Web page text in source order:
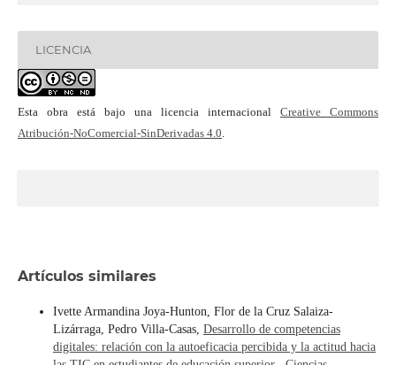
LICENCIA
Esta obra está bajo una licencia internacionalCreative Commons
Atribución-NoComercial-SinDerivadas 4.0
Artículos similares
Ivette Armandina Joya-Hunton, Flor de la Cruz Salaiza-
Lizárraga, Pedro Villa-Casas, Desarrollo de competencias
digitales: relación con la autoeficacia percibida y la actitud hacia